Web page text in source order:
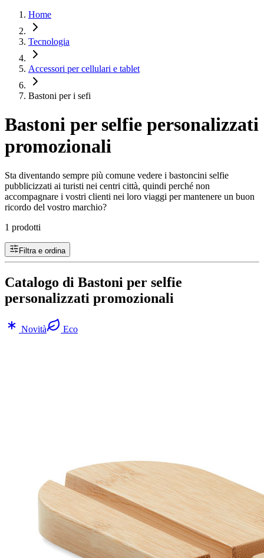
Home
Tecnologia
Accessori per cellulari e tablet
Bastoni per i sefi
Bastoni per selfie personalizzati
promozionali
Sta diventando sempre più comune vedere i bastoncini selfie
pubblicizzati ai turisti nei centri città, quindi perché non
accompagnare i vostri clienti nei loro viaggi per mantenere un buon
ricordo del vostro marchio?
1 prodotti
Filtra e ordina
Catalogo di Bastoni per selfie
personalizzati promozionali
Novità Eco